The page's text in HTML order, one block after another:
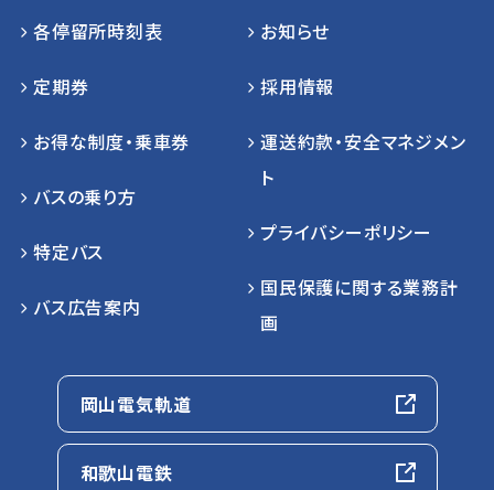
各停留所時刻表
定期券
お得な制度・乗車券
バスの乗り方
特定バス
バス広告案内
お知らせ
採用情報
運送約款・安全マネジメン
ト
プライバシーポリシー
国民保護に関する業務計
画
岡山電気軌道
和歌山電鉄